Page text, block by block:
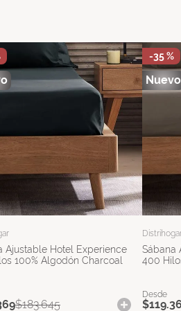
Ajustable Hotel Experience
100% Algodón Charcoal
$183.645
-35 %
Sábana
400
$119.